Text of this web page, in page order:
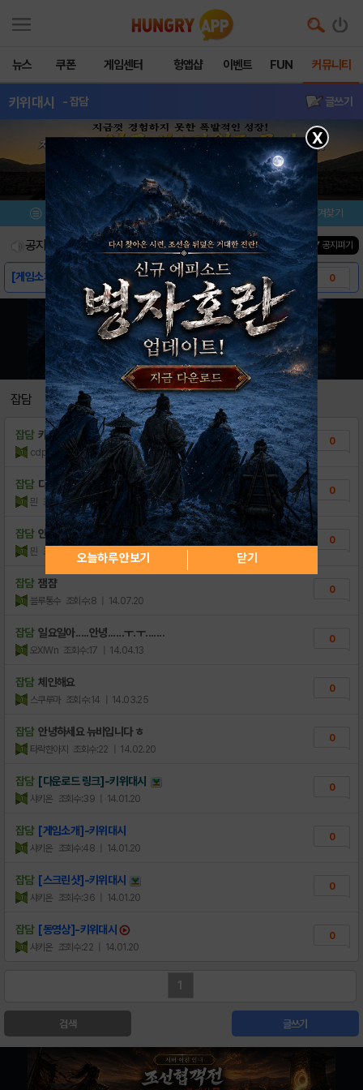
뉴스 쿠폰 게임센터 헝앱샵 이벤트 FUN 커뮤니티
키위대시 - 잡담 글쓰기
메뉴 이벤트/미션 설치/평가 즐겨찾기
공지사항 진행중인 이벤트0건 ▼ 공지펴기
[게임소개]-키위대시 0
[스크린샷]-키위대시
[동영상]-키위대시
[다운로드 링크]-키위대시
잡담
잡담 카톡 구글정보이용료현금화 다시만나행복해｝
cdpti 조회수:5 | 21.06.25
0
잡담 다들 월요병 잘 이겨내세요
믠 조회수:12 | 14.10.13
0
잡담 안녕하세요
믠 조회수:17 | 14.10.12
0
잡담 잼쟘
블루통수 조회수:8 | 14.07.20
0
잡담 일요일아.....안녕......ㅜ.ㅜ.......
오XIWn 조회수:17 | 14.04.13
0
잡담 체인해요
스쿠루마 조회수:14 | 14.03.25
0
잡담 안녕하세요 뉴비입니다 ㅎ
타락한아지 조회수:22 | 14.02.20
0
잡담 [다운로드 링크]-키위대시
샤키온 조회수:39 | 14.01.20
0
잡담 [게임소개]-키위대시
샤키온 조회수:48 | 14.01.20
0
잡담 [스크린샷]-키위대시
샤키온 조회수:36 | 14.01.20
0
잡담 [동영상]-키위대시
샤키온 조회수:22 | 14.01.20
0
1
검색 글쓰기
X
오늘하루 안보기 닫기